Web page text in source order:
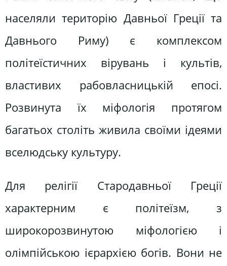
населяли територію Давньої Греції та
Давнього Риму) є комплексом
політеїстичних вірувань і культів,
властивих рабовласницькій епосі.
Розвинута їх міфологія протягом
багатьох століть живила своїми ідеями
вселюдську культуру.
Для релігії Стародавньої Греції
характерним є політеїзм, з
широкорозвинутою міфологією і
олімпійською ієрархією богів. Вони не